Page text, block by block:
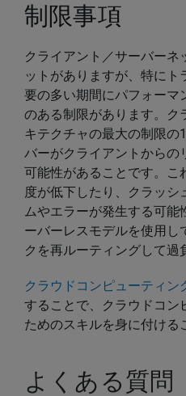
制限事項
クライアント／サーバーネ
ットがありますが、特に
要の多い期間にパフォーマ
のある制限があります。ク
キテクチャの最大の制限の
バーがクライアントからの
可能性があることです。こ
度が低下したり、クラッシ
ムやエラーが発生する可
ーバーレスモデルを使用し
クを再ルーティングして過
クラウドコンピューティン
することで、クラウドコン
ためのスキルを身に付ける
よくある質問